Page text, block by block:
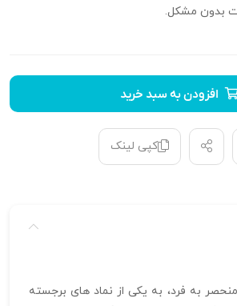
افزودن به سبد خرید
کپی لینک
منحصر به فرد، به یکی از نماد های برجسته